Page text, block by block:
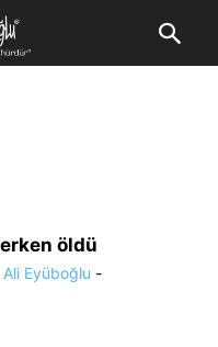
öldü
Ali Eyüboğlu -